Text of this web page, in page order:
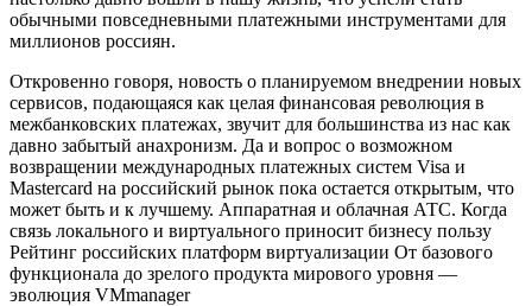
обычными повседневными платежными инструментами для
миллионов россиян.
Откровенно говоря, новость о планируемом внедрении новых
сервисов, подающаяся как целая финансовая революция в
межбанковских платежах, звучит для большинства из нас как
давно забытый анахронизм. Да и вопрос о возможном
возвращении международных платежных систем Visa и
Mastercard на российский рынок пока остается открытым, что
может быть и к лучшему. Аппаратная и облачная АТС. Когда
связь локального и виртуального приносит бизнесу пользу
Рейтинг российских платформ виртуализации От базового
функционала до зрелого продукта мирового уровня —
эволюция VMmanager